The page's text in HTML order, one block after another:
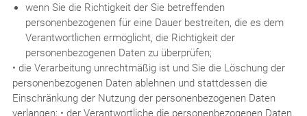
wenn Sie die Richtigkeit der Sie betreffenden
personenbezogenen für eine Dauer bestreiten, die es dem
Verantwortlichen ermöglicht, die Richtigkeit der
personenbezogenen Daten zu überprüfen;
• die Verarbeitung unrechtmäßig ist und Sie die Löschung der
personenbezogenen Daten ablehnen und stattdessen die
Einschränkung der Nutzung der personenbezogenen Daten
verlangen; • der Verantwortliche die personenbezogenen Daten